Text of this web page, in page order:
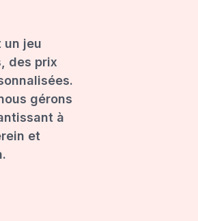
un jeu
des prix
gérons
à
et